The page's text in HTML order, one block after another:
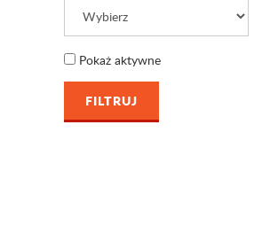
Pokaż aktywne